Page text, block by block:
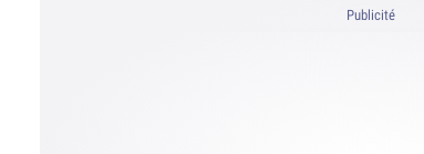
Publicité